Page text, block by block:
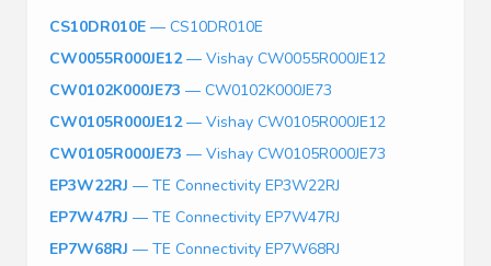
CS10DR010E — CS10DR010E
CW0055R000JE12— Vishay CW0055R000JE12
CW0102K000JE73 — CW0102K000JE73
CW0105R000JE12— Vishay CW0105R000JE12
CW0105R000JE73 — Vishay CW0105R000JE73
EP3W22RJ — TE Connectivity EP3W22RJ
EP7W47RJ — TE Connectivity EP7W47RJ
EP7W68RJ — TE Connectivity EP7W68RJ